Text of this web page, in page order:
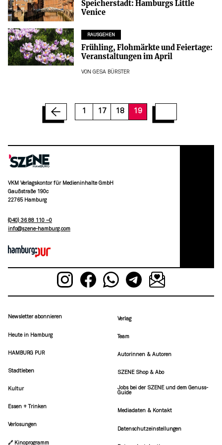
Speicherstadt: Hamburgs Little
Venice
RAUSGEHEN
Frühling, Flohmärkte und Feiertage:
Veranstaltungen im April
VON GESA BÜRSTER
1 17 18 19
VKM Verlagskontor für Medieninhalte GmbH
Gaußstraße 190c
22765 Hamburg
(040) 36 88 110 –0
moc.grubmah-enezs@ofni
Newsletter abonnieren
Heute in Hamburg
HAMBURG PUR
Stadtleben
Kultur
Essen + Trinken
Verlosungen
🔗 Kinoprogramm
Verlag
Team
Autorinnen & Autoren
SZENE Shop & Abo
Jobs bei der SZENE und dem Genuss-
Guide
Mediadaten & Kontakt
Datenschutzeinstellungen